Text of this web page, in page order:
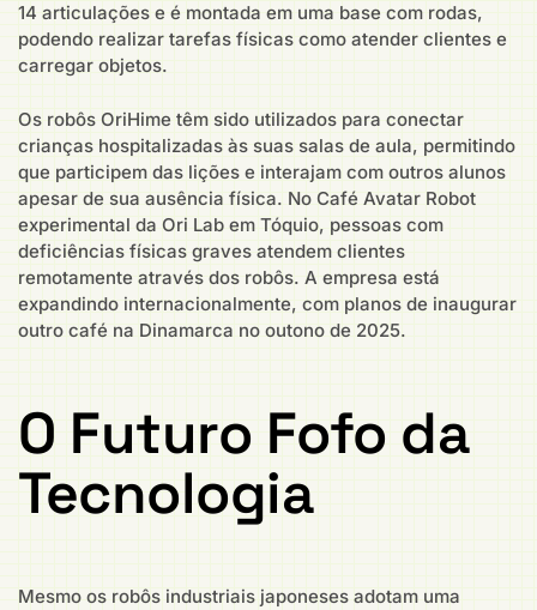
14 articulações e é montada em uma base com rodas,
podendo realizar tarefas físicas como atender clientes e
carregar objetos.
Os robôs OriHime têm sido utilizados para conectar
crianças hospitalizadas às suas salas de aula, permitindo
que participem das lições e interajam com outros alunos
apesar de sua ausência física. No Café Avatar Robot
experimental da Ori Lab em Tóquio, pessoas com
deficiências físicas graves atendem clientes
remotamente através dos robôs. A empresa está
expandindo internacionalmente, com planos de inaugurar
outro café na Dinamarca no outono de 2025.
O Futuro Fofo da
Tecnologia
Mesmo os robôs industriais japoneses adotam uma